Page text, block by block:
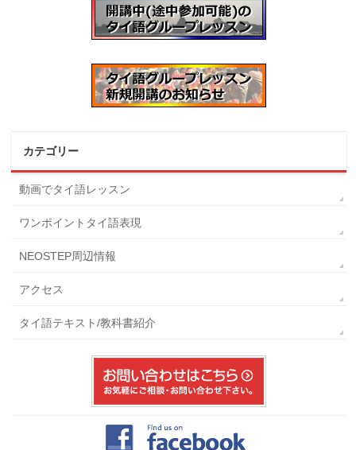
カテゴリー
動画でタイ語レッスン
ワンポイントタイ語表現
NEOSTEP周辺情報
アクセス
タイ語テキスト/教科書紹介